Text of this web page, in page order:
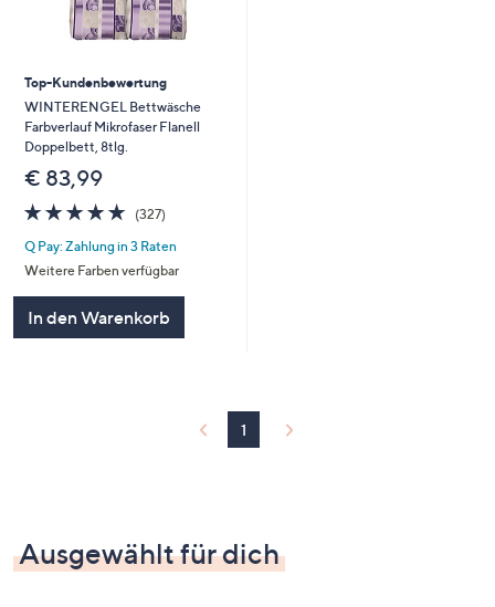
rechts,
diese
anzuzeigen.
Top-Kundenbewertung
WINTERENGEL Bettwäsche
Farbverlauf Mikrofaser Flanell
Doppelbett, 8tlg.
€ 83,99
4.7
von
5
(327)327
Q Pay: Zahlung in 3 Raten
Weitere Farben verfügbar
In den Warenkorb
1
Ausgewählt für dich